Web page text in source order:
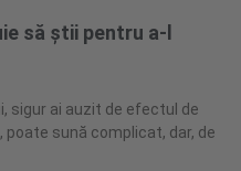
să știi pentru a-l
sigur ai auzit de efectul de
poate sună complicat, dar, de